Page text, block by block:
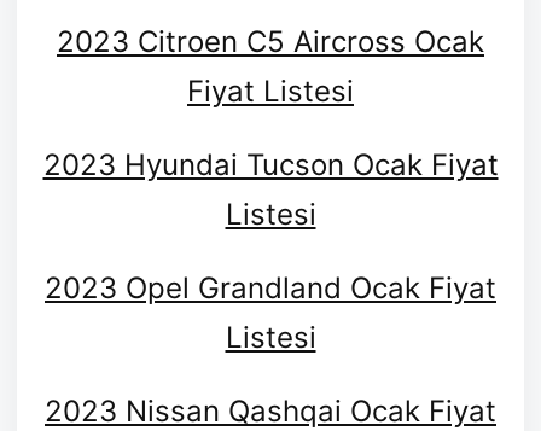
2023 Citroen C5 Aircross Ocak
Fiyat Listesi
2023 Hyundai Tucson Ocak Fiyat
Listesi
2023 Opel Grandland Ocak Fiyat
Listesi
2023 Nissan Qashqai Ocak Fiyat